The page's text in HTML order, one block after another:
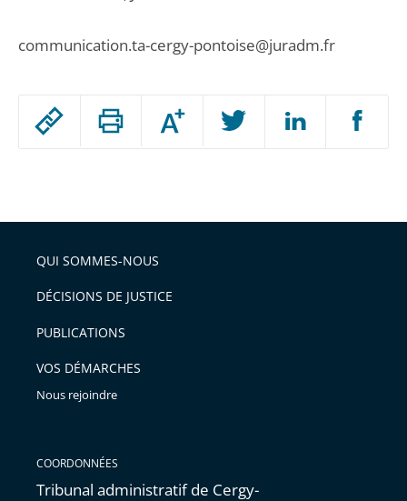
Passer
arriver
après
Augmenter
ou
l'article
pour
avant
communication.ta-cergy-pontoise@juradm.fr
QUI SOMMES-NOUS
DÉCISIONS DE JUSTICE
PUBLICATIONS
VOS DÉMARCHES
Nous rejoindre
COORDONNÉES
Tribunal administratif de Cergy-